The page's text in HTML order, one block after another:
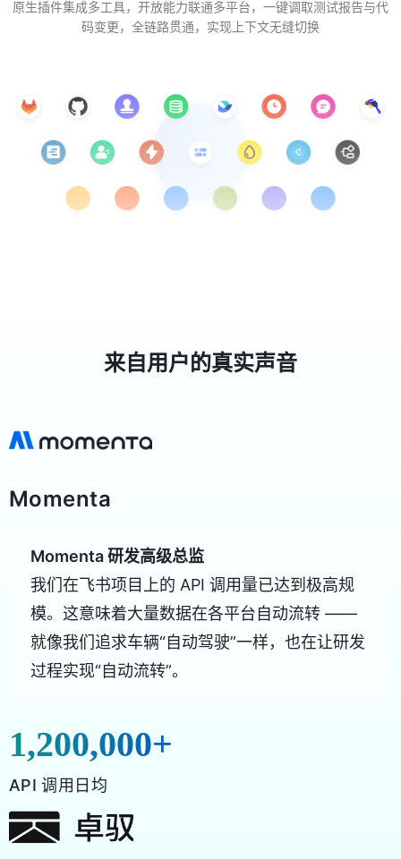
原生插件集成多工具，开放能力联通多平台，一键调取测试报告与代
码变更，全链路贯通，实现上下文无缝切换
来自用户的真实声音
Momenta
Momenta 研发高级总监
我们在飞书项目上的 API 调用量已达到极高规
模。这意味着大量数据在各平台自动流转 ——
就像我们追求车辆“自动驾驶”一样，也在让研发
过程实现“自动流转”。
1,200,000+
API 调用日均